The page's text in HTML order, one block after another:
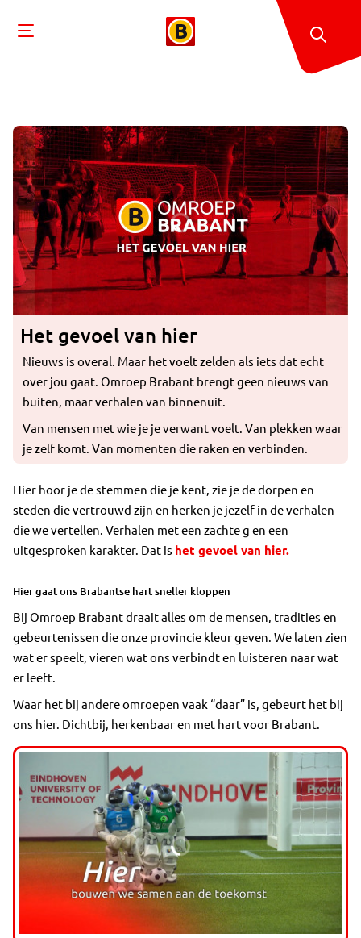
Het gevoel van hier
Nieuws is overal. Maar het voelt zelden als iets dat echt
over jou gaat. Omroep Brabant brengt geen nieuws van
buiten, maar verhalen van binnenuit.
Van mensen met wie je je verwant voelt. Van plekken waar
je zelf komt. Van momenten die raken en verbinden.
Hier hoor je de stemmen die je kent, zie je de dorpen en
steden die vertrouwd zijn en herken je jezelf in de verhalen
die we vertellen. Verhalen met een zachte g en een
uitgesproken karakter. Dat is het gevoel van hier.
Hier gaat ons Brabantse hart sneller kloppen
Bij Omroep Brabant draait alles om de mensen, tradities en
gebeurtenissen die onze provincie kleur geven. We laten zien
wat er speelt, vieren wat ons verbindt en luisteren naar wat
er leeft.
Waar het bij andere omroepen vaak “daar” is, gebeurt het bij
ons hier. Dichtbij, herkenbaar en met hart voor Brabant.